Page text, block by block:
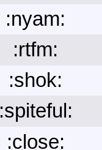
:nyam:
:rtfm:
:shok:
:spiteful:
:close: